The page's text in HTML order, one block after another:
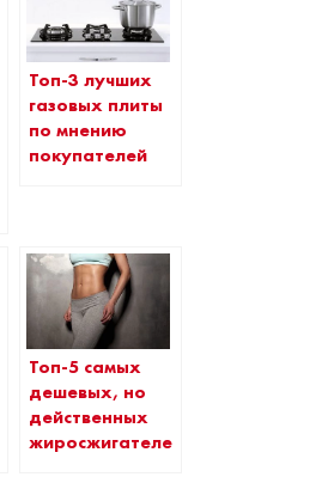
Топ-3 лучших
газовых плиты
по мнению
покупателей
Топ-5 самых
дешевых, но
действенных
жиросжигателей